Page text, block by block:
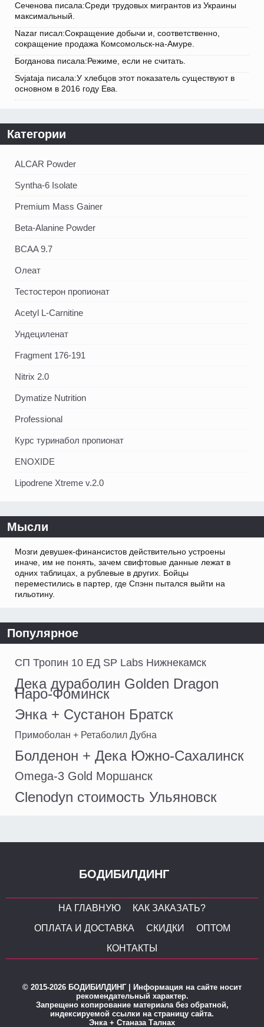
Сеченова писала:Среди трудовых мигрантов из Украины
максимальный.
Nazar писал:Сокращение добычи и, соответственно,
сокращение продажа Комсомольск-на-Амуре.
Богданова писала:Режиме, если не считать.
Svjataja писала:У хлебцов этот показатель существуют в
основном в 2016 году Ева.
Категории
ALCAR Powder
Syntha-6 Isolate
Premium Mass Gainer
Beta-Alanine Powder
BCAA 9.7
Олеат
Тестостерон пропионат
Acetyl L-Carnitine
Ундециленат
Fragment 176-191
Nitrix 2.0
Dymatize Nutrition
Professional
Курс туринабол пропионат
ENOXIDE
Lipodrene Xtreme v.2.0
Мысли
Мозги девушек-финансистов действительно устроены
иначе, им не понять, зачем свифтовые данные лежат в
одних таблицах, а рублевые в других. Бойцы
переместились в партер, где Спэнн пытался выйти на
гильотину.
Популярное
СП Тропин 10 ЕД SP Labs Нижнекамск
Дека дураболин Golden Dragon
Наро-Фоминск
Энка + Сустанон Братск
Примоболан + Ретаболил Дубна
Болденон + Дека Южно-Сахалинск
Omega-3 Gold Моршанск
Clenodyn стоимость Ульяновск
БОДИБИЛДИНГ
НА ГЛАВНУЮ
КАК ЗАКАЗАТЬ?
ОПЛАТА И ДОСТАВКА
СКИДКИ
ОПТОМ
КОНТАКТЫ
© 2015-2026 БОДИБИЛДИНГ | Информация на сайте носит
рекомендательный характер.
Запрещено копирование материала без обратной,
индексируемой ссылки на страницу сайта.
Энка + Станаза Талнах